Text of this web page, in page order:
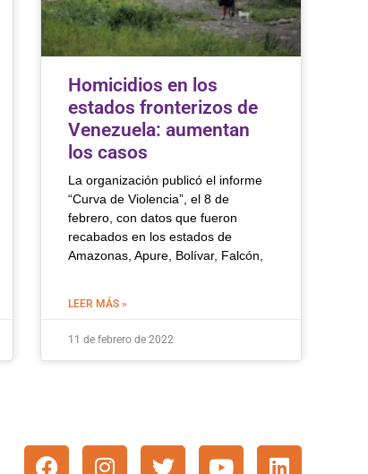
Homicidios en los
estados fronterizos de
Venezuela: aumentan
los casos
La organización publicó el informe
“Curva de Violencia”, el 8 de
febrero, con datos que fueron
recabados en los estados de
Amazonas, Apure, Bolívar, Falcón,
LEER MÁS »
11 de febrero de 2022